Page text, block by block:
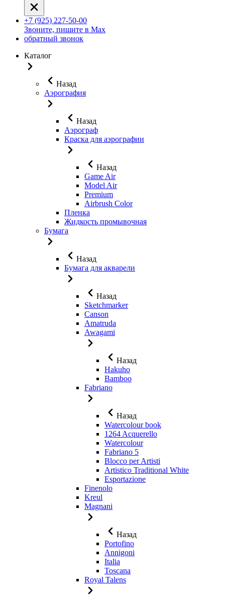
+7 (925) 227-50-00
Звоните, пишите в Max
обратный звонок
Каталог
Назад
Аэрография
Назад
Аэрограф
Краска для аэрографии
Назад
Game Air
Model Air
Premium
Airbrush Color
Пленка
Жидкость промывочная
Бумага
Назад
Бумага для акварели
Назад
Sketchmarker
Canson
Amatruda
Awagami
Назад
Hakuho
Bamboo
Fabriano
Назад
Watercolour book
1264 Acquerello
Watercolour
Fabriano 5
Blocco per Artisti
Artistico Traditional White
Esportazione
Finenolo
Kreul
Magnani
Назад
Portofino
Annigoni
Italia
Toscana
Royal Talens